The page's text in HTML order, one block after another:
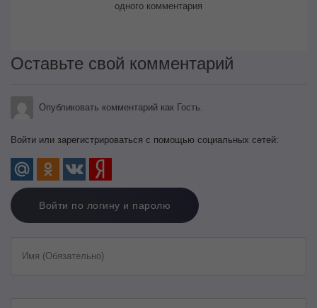
одного комментария
Оставьте свой комментарий
Опубликовать комментарий как Гость.
Войти или зарегистрироваться с помощью социальных сетей:
Войти по логину и паролю
Имя (Обязательно)